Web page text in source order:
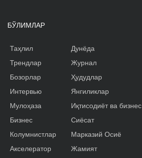
БЎЛИМЛАР
Таҳлил
Трендлар
Бозорлар
Интервью
Мулоҳаза
Бизнес
Колумнистлар
Акселератор
Дунёда
Журнал
Ҳудудлар
Янгиликлар
Иқтисодиёт ва бизнес
Сиёсат
Марказий Осиё
Жамият